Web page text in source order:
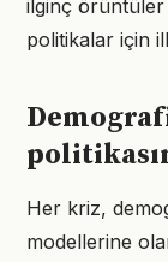
ilginç örüntüler
politikalar için
Her kriz,
modellerine